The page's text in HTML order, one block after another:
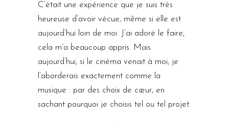
C’était une expérience que je suis très
heureuse d’avoir vécue, même si elle est
aujourd’hui loin de moi. J’ai adoré le faire,
cela m’a beaucoup appris. Mais
aujourd’hui, si le cinéma venait à moi, je
l’aborderais exactement comme la
musique : par des choix de cœur, en
sachant pourquoi je choisis tel ou tel projet.